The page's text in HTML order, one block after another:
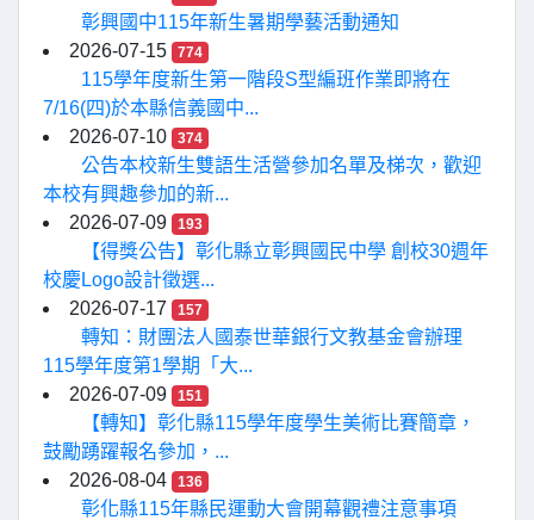
彰興國中115年新生暑期學藝活動通知
2026-07-15
774
115學年度新生第一階段S型編班作業即將在
7/16(四)於本縣信義國中...
2026-07-10
374
公告本校新生雙語生活營參加名單及梯次，歡迎
本校有興趣參加的新...
2026-07-09
193
【得獎公告】彰化縣立彰興國民中學 創校30週年
校慶Logo設計徵選...
2026-07-17
157
轉知：財團法人國泰世華銀行文教基金會辦理
115學年度第1學期「大...
2026-07-09
151
【轉知】彰化縣115學年度學生美術比賽簡章，
鼓勵踴躍報名參加，...
2026-08-04
136
彰化縣115年縣民運動大會開幕觀禮注意事項